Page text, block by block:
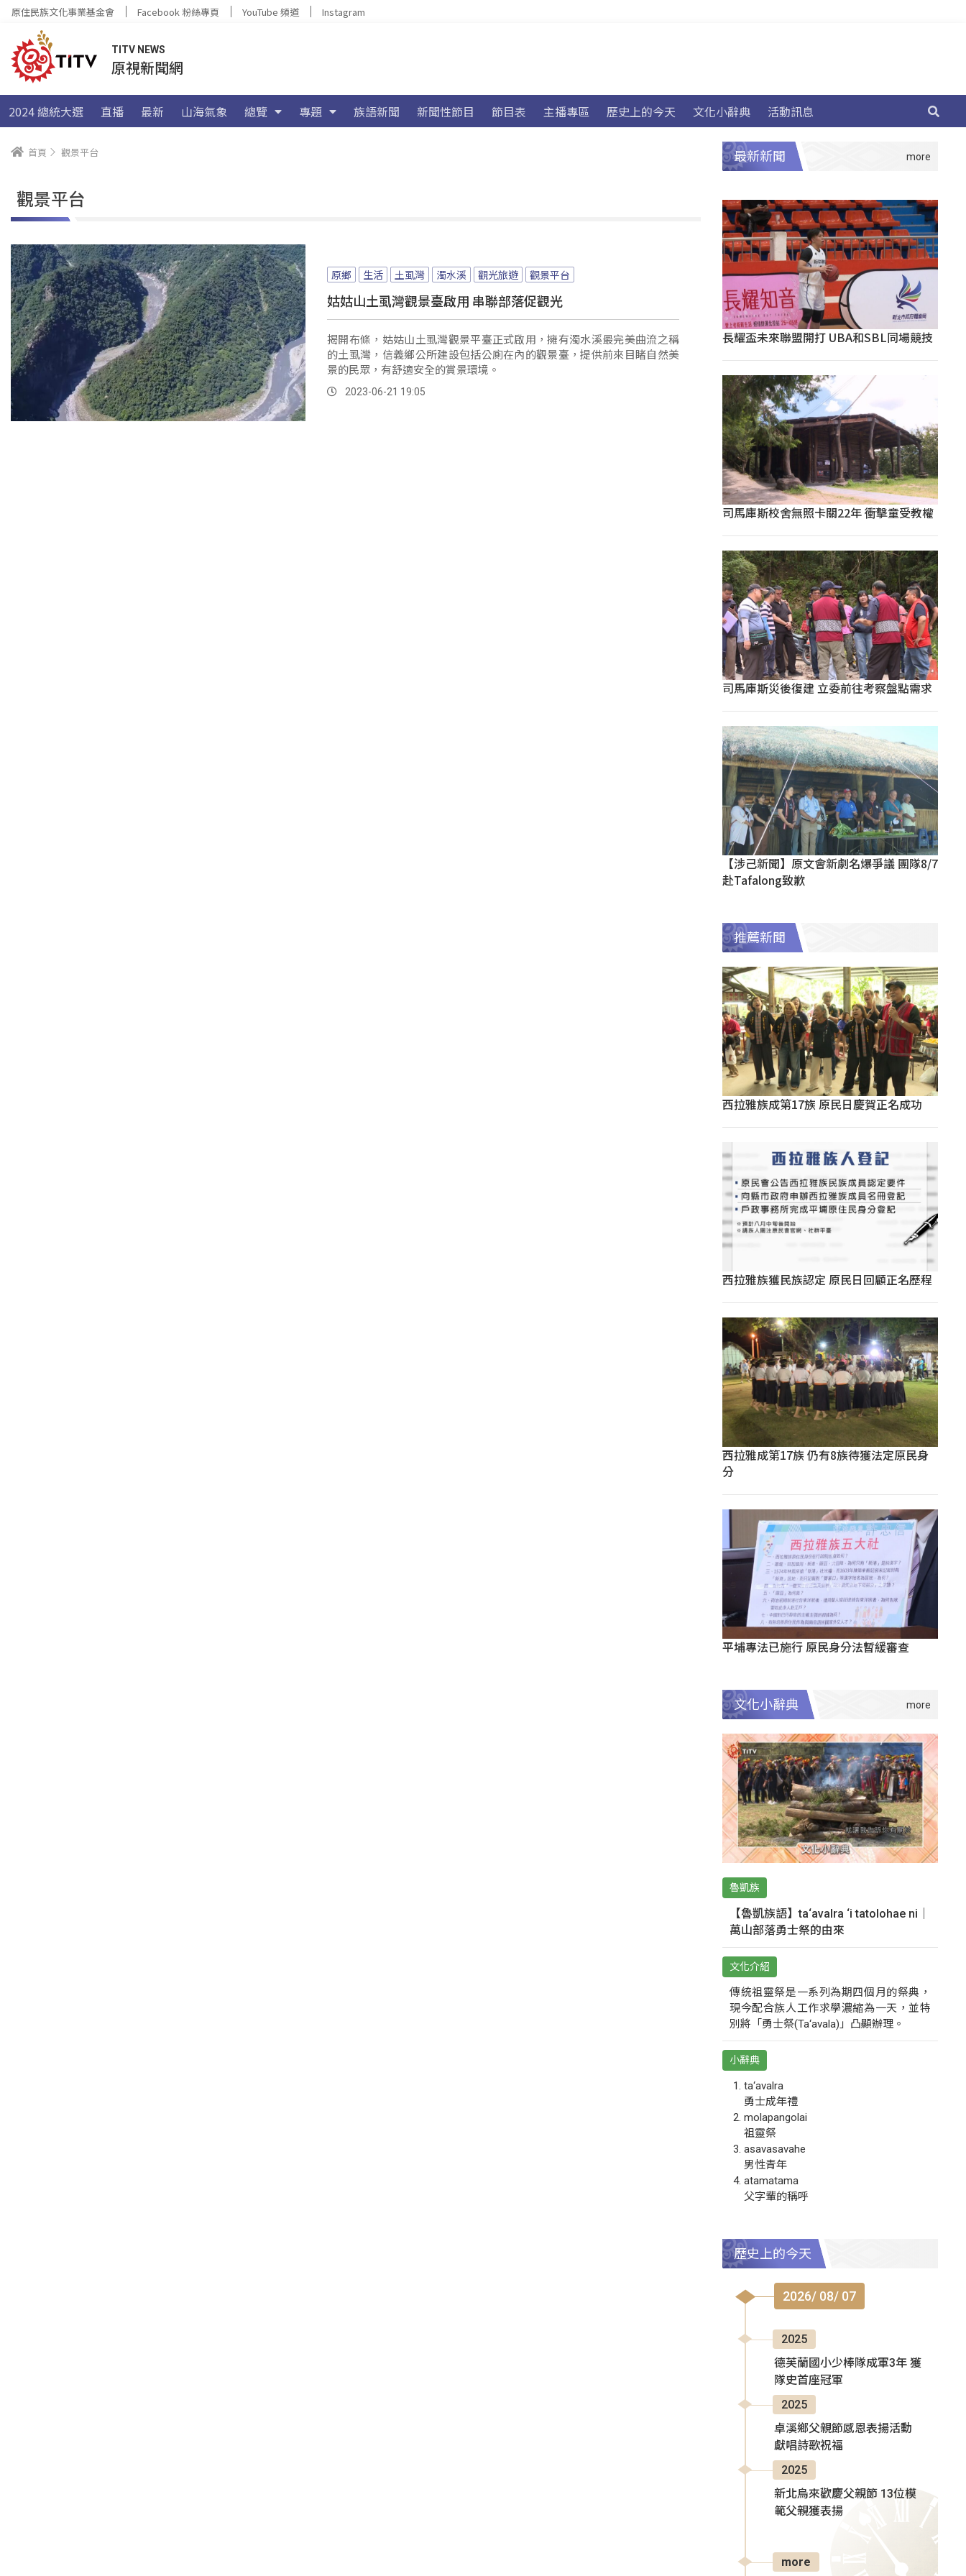
原住民族文化事業基金會 Facebook 粉絲專頁 YouTube 頻道 Instagram
TITV NEWS
原視新聞網
2024 總統大選 直播 最新 山海氣象 總覽 專題 族語新聞 新聞性節目 節目表 主播專區 歷史上的今天 文化小辭典 活動訊息
首頁 觀景平台
觀景平台
原鄉 生活 土虱灣 濁水溪 觀光旅遊 觀景平台
姑姑山土虱灣觀景臺啟用 串聯部落促觀光
揭開布條，姑姑山土虱灣觀景平臺正式啟用，擁有濁水溪最完美曲流之稱
的土虱灣，信義鄉公所建設包括公廁在內的觀景臺，提供前來目睹自然美
景的民眾，有舒適安全的賞景環境。
2023-06-21 19:05
最新新聞
長耀盃未來聯盟開打 UBA和SBL同場競技
司馬庫斯校舍無照卡關22年 衝擊童受教權
司馬庫斯災後復建 立委前往考察盤點需求
【涉己新聞】原文會新劇名爆爭議 團隊8/7
赴Tafalong致歉
推薦新聞
西拉雅族成第17族 原民日慶賀正名成功
西拉雅族獲民族認定 原民日回顧正名歷程
西拉雅成第17族 仍有8族待獲法定原民身
分
平埔專法已施行 原民身分法暫緩審查
文化小辭典
魯凱族
【魯凱族語】ta‘avalra ‘i tatolohae ni｜
萬山部落勇士祭的由來
文化介紹
傳統祖靈祭是一系列為期四個月的祭典，
現今配合族人工作求學濃縮為一天，並特
別將「勇士祭(Ta‘avala)」凸顯辦理。
小辭典
ta‘avalra
勇士成年禮
molapangolai
祖靈祭
asavasavahe
男性青年
atamatama
父字輩的稱呼
歷史上的今天
2026/ 08/ 07
2025
德芙蘭國小少棒隊成軍3年 獲
隊史首座冠軍
2025
卓溪鄉父親節感恩表揚活動
獻唱詩歌祝福
2025
新北烏來歡慶父親節 13位模
範父親獲表揚
more